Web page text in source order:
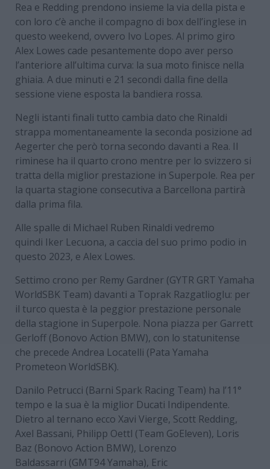
Rea e Redding prendono insieme la via della pista e
con loro c’è anche il compagno di box dell’inglese in
questo weekend, ovvero Ivo Lopes. Al primo giro
Alex Lowes cade pesantemente dopo aver perso
l’anteriore all’ultima curva: la sua moto finisce nella
ghiaia. A due minuti e 21 secondi dalla fine della
sessione viene esposta la bandiera rossa.
Negli istanti finali tutto cambia dato che Rinaldi
strappa momentaneamente la seconda posizione ad
Aegerter che però torna secondo davanti a Rea. Il
riminese ha il quarto crono mentre per lo svizzero si
tratta della miglior prestazione in Superpole. Rea per
la quarta stagione consecutiva a Barcellona partirà
dalla prima fila.
Alle spalle di Michael Ruben Rinaldi vedremo
quindi Iker Lecuona, a caccia del suo primo podio in
questo 2023, e Alex Lowes.
Settimo crono per Remy Gardner (GYTR GRT Yamaha
WorldSBK Team) davanti a Toprak Razgatlioglu: per
il turco questa è la peggior prestazione personale
della stagione in Superpole. Nona piazza per Garrett
Gerloff (Bonovo Action BMW), con lo statunitense
che precede Andrea Locatelli (Pata Yamaha
Prometeon WorldSBK).
Danilo Petrucci (Barni Spark Racing Team) ha l’11°
tempo e la sua è la miglior Ducati Indipendente.
Dietro al ternano ecco Xavi Vierge, Scott Redding,
Axel Bassani, Philipp Oettl (Team GoEleven), Loris
Baz (Bonovo Action BMW), Lorenzo
Baldassarri (GMT94 Yamaha), Eric